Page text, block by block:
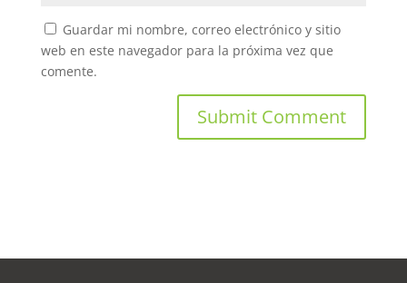
Guardar mi nombre, correo electrónico y sitio
web en este navegador para la próxima vez que
comente.